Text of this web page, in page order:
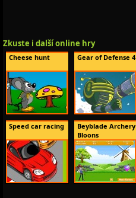
Zkuste i další online hry
Cheese hunt Gear of Defense 4
Speed car racing
Beyblade Archery
Bloons